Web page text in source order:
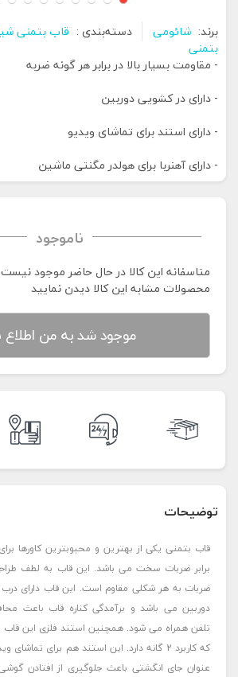
برند: شائومی دسته‌بندی : قاب بتمنی
بتمنی
- مقاومت بسیار بالا در برابر هر گونه ضربه
- دارای در کشویی دوربین
- دارای استند برای تماشای ویدیو
- دارای آهنربا برای هولدر مگنتی ماشین
ناموجود
متاسفانه این کالا در حال حاضر موجود نیست.
محصولات مشابه این کالا دیدن نمایید
موجود شد به من اطلاع
توضیحات
قاب بتمنی یکی از بهترین و محبوبترین کاورها
برابر ضربات سخت می باشد. این قاب به لطف
ضربات به هر شکلی مقاوم است. این قاب دارای
دوربین می باشد و برآمدگی کناره قاب باعث
تلفن همراه می شود. همچنین استند فلزی این قاب
که کاربرد 2 گانه دارد. این استند هم برای
عنوان جای انگشتی باعث جلوگیری از افتادن